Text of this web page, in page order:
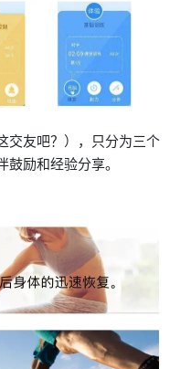
交友吧？），只分为三个
励和经验分享。